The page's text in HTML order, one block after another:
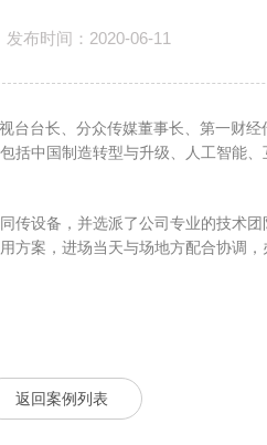
发布时间：2020-06-11
台台长、分众传媒董事长、第一财
中国制造转型与升级、人工智能
传设备，并选派了公司专业的技术团
案，进场当天与场地方配合协调
返回案例列表